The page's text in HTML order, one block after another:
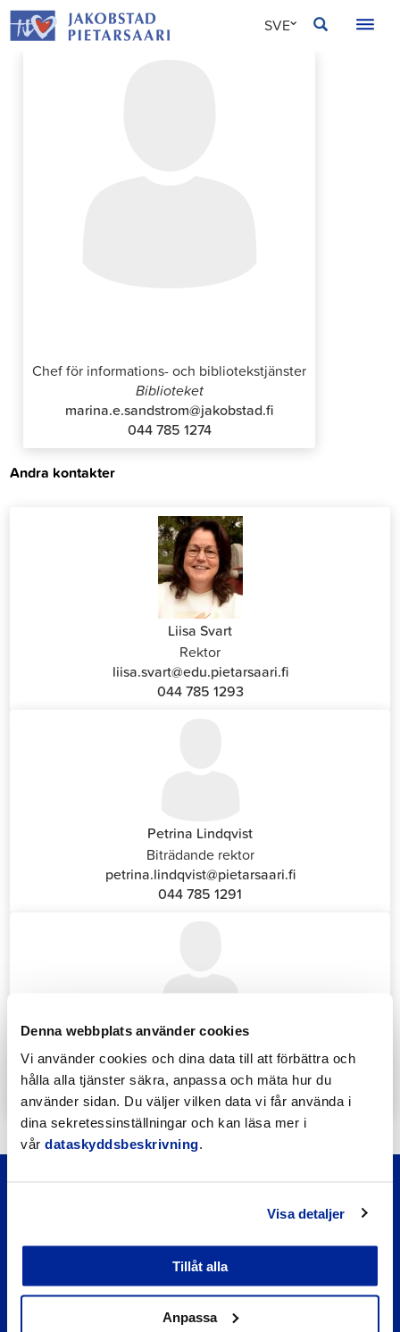
Denna webbplats använder cookies
Vi använder cookies och dina data till att förbättra och
hålla alla tjänster säkra, anpassa och mäta hur du
använder sidan. Du väljer vilken data vi får använda i
dina sekretessinställningar och kan läsa mer i
vår dataskyddsbeskrivning.
Visa detaljer
Tillåt alla
Anpassa
Hoppa
till
SVE
Chef för informations- och bibliotekstjänster
Biblioteket
marina.e.sandstrom@jakobstad.fi
044 785 1274
Andra kontakter
Liisa Svart
Rektor
liisa.svart@edu.pietarsaari.fi
044 785 1293
Petrina Lindqvist
Biträdande rektor
petrina.lindqvist@pietarsaari.fi
044 785 1291
Katrin Nylund
Kundservice- och växelansvarig (Front Office)
katrin.nylund@jakobstad.fi
044 785 1988